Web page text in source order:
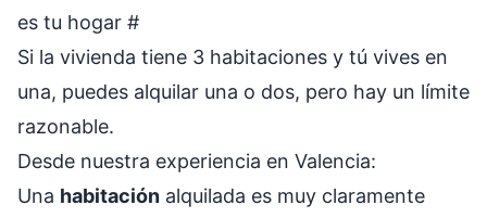
es tu hogar #
Si la vivienda tiene 3 habitaciones y tú vives en
una, puedes alquilar una o dos, pero hay un límite
razonable.
Desde nuestra experiencia en Valencia:
Una habitación alquilada es muy claramente